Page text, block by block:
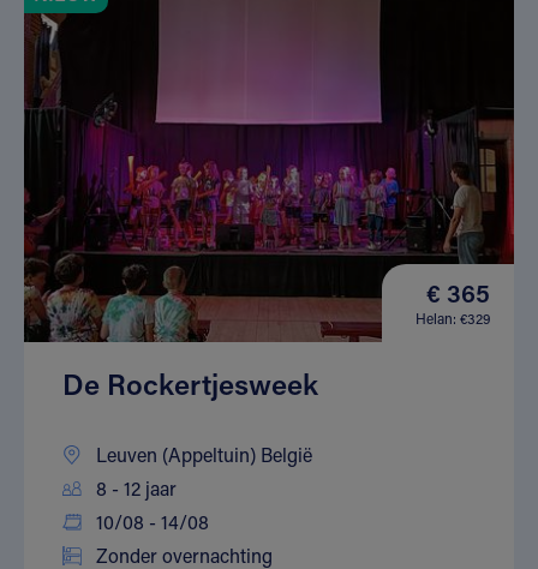
€ 365
Helan: €329
De Rockertjesweek
Leuven (Appeltuin) België
8 - 12 jaar
10/08 - 14/08
Zonder overnachting